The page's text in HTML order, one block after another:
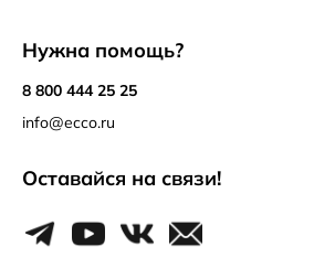
Нужна помощь?
8 800 444 25 25
info@ecco.ru
Оставайся на связи!